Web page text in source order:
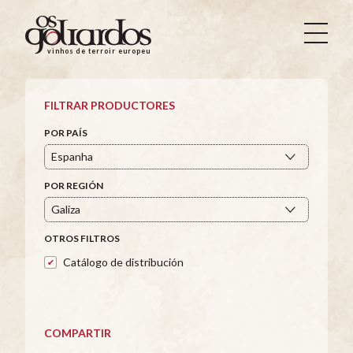
Os
Goliardos
Vinhos
Terroir
Europeus
vinhos de terroir europeus
FILTRAR PRODUCTORES
POR PAÍS
POR REGIÓN
OTROS FILTROS
Catálogo de distribución
COMPARTIR